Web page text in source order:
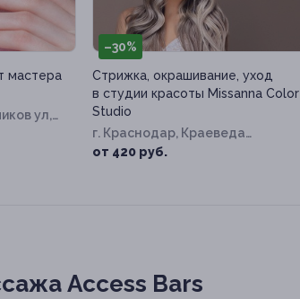
мастера
ул,
–30%
Стрижка, окрашивание, уход
в студии красоты Missanna Color
Studio
г. Краснодар, Краеведа
Соловьёва ул, д. 6, к. 1
от 420 руб.
Access Bars